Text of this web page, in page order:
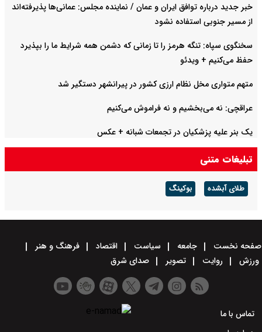
خبر جدید درباره توافق ایران و عمان / نماینده مجلس: عمانی‌ها پذیرفته‌اند
از مسیر جنوبی استفاده نشود
سخنگوی سپاه: تنگه هرمز را تا زمانی که دشمن همه شرایط ما را بپذیرد
حفظ می‌کنیم + ویدئو
متهم متواری مخل نظام ارزی کشور در پیرانشهر دستگیر شد
عراقچی: نه می‌بخشیم و نه فراموش می‌کنیم
یک بنر علیه پزشکیان در تجمعات شبانه +‌ عکس
تبلیغات متنی
طلای آبشده بوکینگ
صفحه نخست جامعه سیاست اقتصاد
فرهنگ و هنر
ورزش
روایت تصویر صدای شرق
تماس با ما